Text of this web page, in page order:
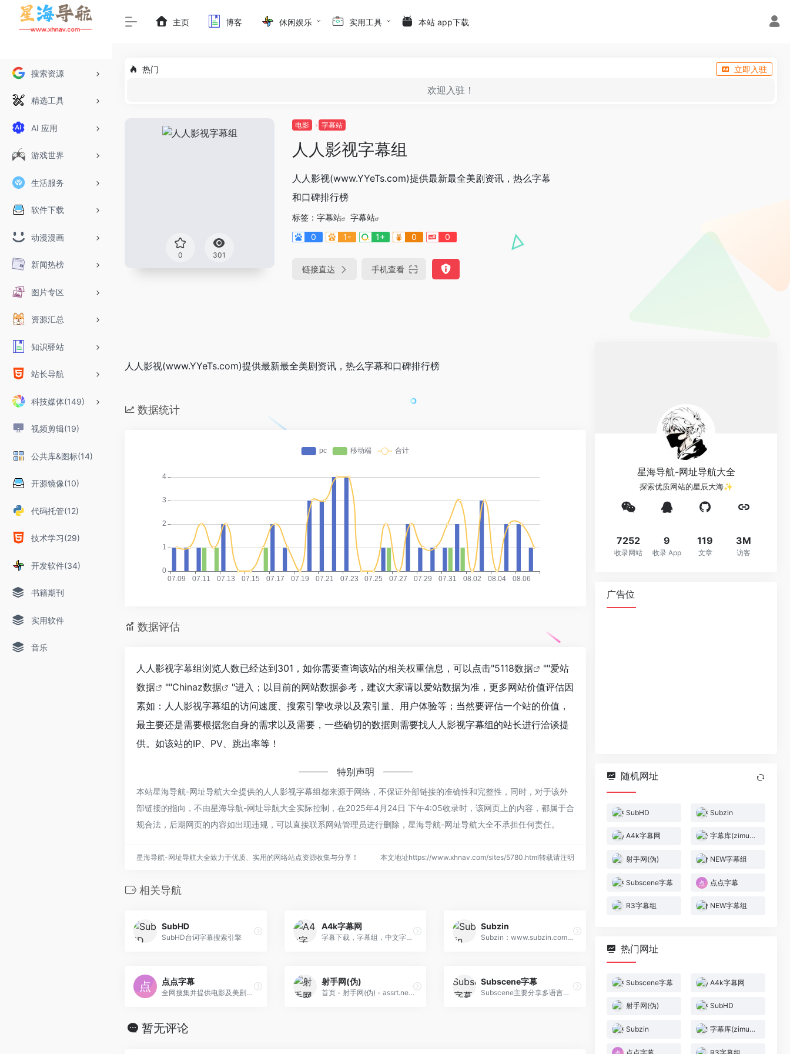
搜索资源
精选工具
AI 应用
游戏世界
生活服务
软件下载
动漫漫画
新闻热榜
图片专区
资源汇总
知识驿站
站长导航
科技媒体(149)
视频剪辑(19)
公共库&图标(14)
开源镜像(10)
代码托管(12)
技术学习(29)
开发软件(34)
书籍期刊
实用软件
音乐
主页 博客 休闲娱乐 实用工具 本站 app下载
热门 立即入驻
欢迎入驻！
0 301
电影 字幕站
人人影视字幕组
人人影视(www.YYeTs.com)提供最新最全美剧资讯，热么字幕
和口碑排行榜
标签： 字幕站
字幕站
0
1- 1+ 0 0
链接直达 手机查看
人人影视(www.YYeTs.com)提供最新最全美剧资讯，热么字幕和口碑排行榜
数据统计
数据评估
人人影视字幕组浏览人数已经达到301，如你需要查询该站的相关权重信息，可以点击"5118数据 ""爱站
数据
""Chinaz数据
"进入；以目前的网站数据参考，建议大家请以爱站数据为准，更多网站价值评估因
素如：人人影视字幕组的访问速度、搜索引擎收录以及索引量、用户体验等；当然要评估一个站的价值，
最主要还是需要根据您自身的需求以及需要，一些确切的数据则需要找人人影视字幕组的站长进行洽谈提
供。如该站的IP、PV、跳出率等！
特别声明
本站星海导航-网址导航大全提供的人人影视字幕组都来源于网络，不保证外部链接的准确性和完整性，同时，对于该外
部链接的指向，不由星海导航-网址导航大全实际控制，在2025年4月24日 下午4:05收录时，该网页上的内容，都属于合
规合法，后期网页的内容如出现违规，可以直接联系网站管理员进行删除，星海导航-网址导航大全不承担任何责任。
星海导航-网址导航大全致力于优质、实用的网络站点资源收集与分享！ 本文地址https://www.xhnav.com/sites/5780.html转载请注明
相关导航
SubHD
SubHD台词字幕搜索引擎
A4k字幕网
字幕下载，字幕组，中文字幕，美剧字幕，英剧字幕，双语字幕，新番字幕
Subzin
Subzin：www.subzin.com，这个大家应该也不陌生，可以通过关键词、句子快速找到电影原片。
点点字幕
全网搜集并提供电影及美剧的中文字幕下载，包含各大字幕组版本的SRT字幕、ASS字幕以及SUB字幕等版本，为MKV电影匹配外挂特效字幕。
射手网(伪)
首页 - 射手网(伪) - assrt.net - 字幕下载，字幕组，中文字幕，美剧字幕，英剧字幕，双语字幕，新番字幕
Subscene字幕
Subscene主要分享多语言类型的字幕，包含很多来自国外作品的外语字幕，当然包括中文，比较适合学生党用来锻炼听力。网站速度不错，可正常使用。
暂无评论
星海导航-网址导航大全
探索优质网站的星辰大海✨
7252
收录网站
9
收录 App
119
文章
3M
访客
广告位
随机网址
SubHD Subzin
A4k字幕网 字幕库(zimuku)
射手网(伪) NEW字幕组
Subscene字幕 点点字幕
R3字幕组 NEW字幕组
热门网址
Subscene字幕 A4k字幕网
射手网(伪) SubHD
Subzin 字幕库(zimuku)